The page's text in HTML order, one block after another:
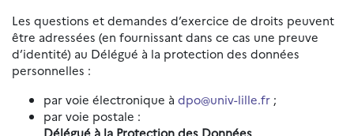
Les questions et demandes d’exercice de droits peuvent
être adressées (en fournissant dans ce cas une preuve
d’identité) au Délégué à la protection des données
personnelles :
par voie électronique à dpo@univ-lille.fr ;
par voie postale :
Délégué à la Protection des Données